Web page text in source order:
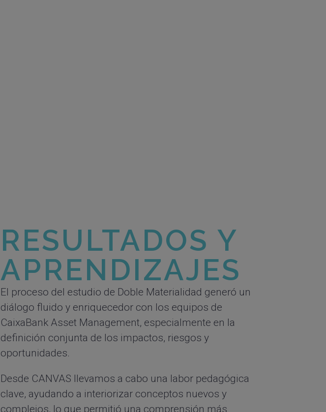
RESULTADOS Y
APRENDIZAJES
El proceso del estudio de Doble Materialidad generó un
diálogo fluido y enriquecedor con los equipos de
CaixaBank Asset Management, especialmente en la
definición conjunta de los impactos, riesgos y
oportunidades.
Desde CANVAS llevamos a cabo una labor pedagógica
clave, ayudando a interiorizar conceptos nuevos y
complejos, lo que permitió una comprensión más